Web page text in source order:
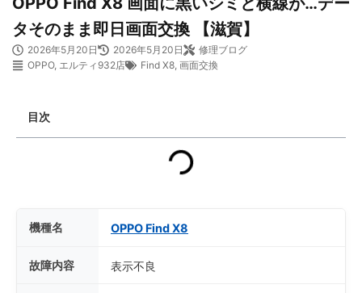
タそのまま即日画面交換 【滋賀】
2026年5月20日 2026年5月20日
修理ブログ
OPPO, エルティ932店 Find X8, 画面交換
目次
機種名 OPPO Find X8
故障内容 表示不良